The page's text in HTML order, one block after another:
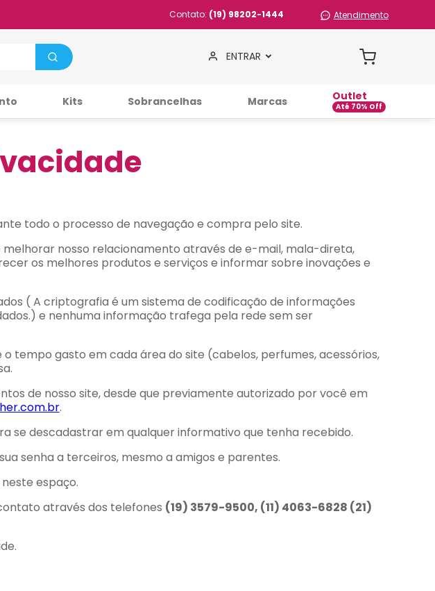
Contato: (19) 98202-1444 Atendimento
ENTRAR
Kits Sobrancelhas Marcas Outlet
todo o processo de navegação e compra pelo site.
melhorar nosso relacionamento através de e-mail, mala-direta,
os melhores produtos e serviços e informar sobre inovações e
( A criptografia é um sistema de codificação de informações
e nenhuma informação trafega pela rede sem ser
tempo gasto em cada área do site (cabelos, perfumes, acessórios,
de nosso site, desde que previamente autorizado por você em
.
se descadastrar em qualquer informativo que tenha recebido.
senha a terceiros, mesmo a amigos e parentes.
espaço.
através dos telefones (19) 3579-9500, (11) 4063-6828 (21)